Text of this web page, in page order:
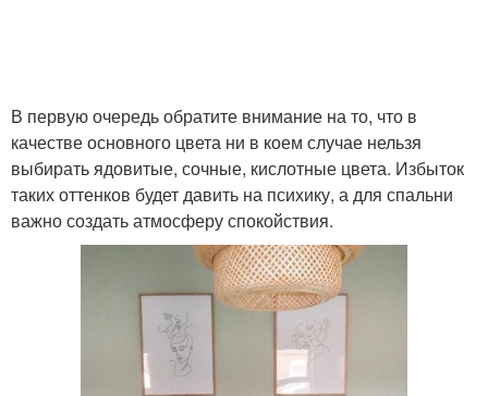
В первую очередь обратите внимание на то, что в
качестве основного цвета ни в коем случае нельзя
выбирать ядовитые, сочные, кислотные цвета. Избыток
таких оттенков будет давить на психику, а для спальни
важно создать атмосферу спокойствия.